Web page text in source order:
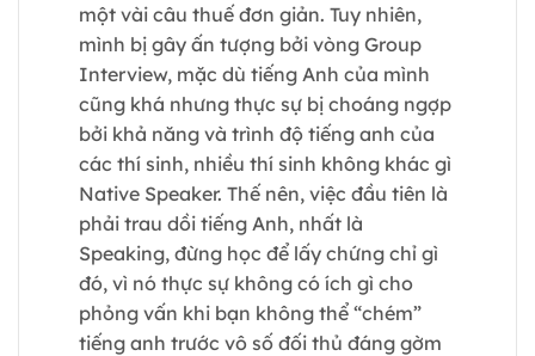
một vài câu thuế đơn giản. Tuy nhiên,
mình bị gây ấn tượng bởi vòng Group
Interview, mặc dù tiếng Anh của mình
cũng khá nhưng thực sự bị choáng ngợp
bởi khả năng và trình độ tiếng anh của
các thí sinh, nhiều thí sinh không khác gì
Native Speaker. Thế nên, việc đầu tiên là
phải trau dồi tiếng Anh, nhất là
Speaking, đừng học để lấy chứng chỉ gì
đó, vì nó thực sự không có ích gì cho
phỏng vấn khi bạn không thể “chém”
tiếng anh trước vô số đối thủ đáng gờm